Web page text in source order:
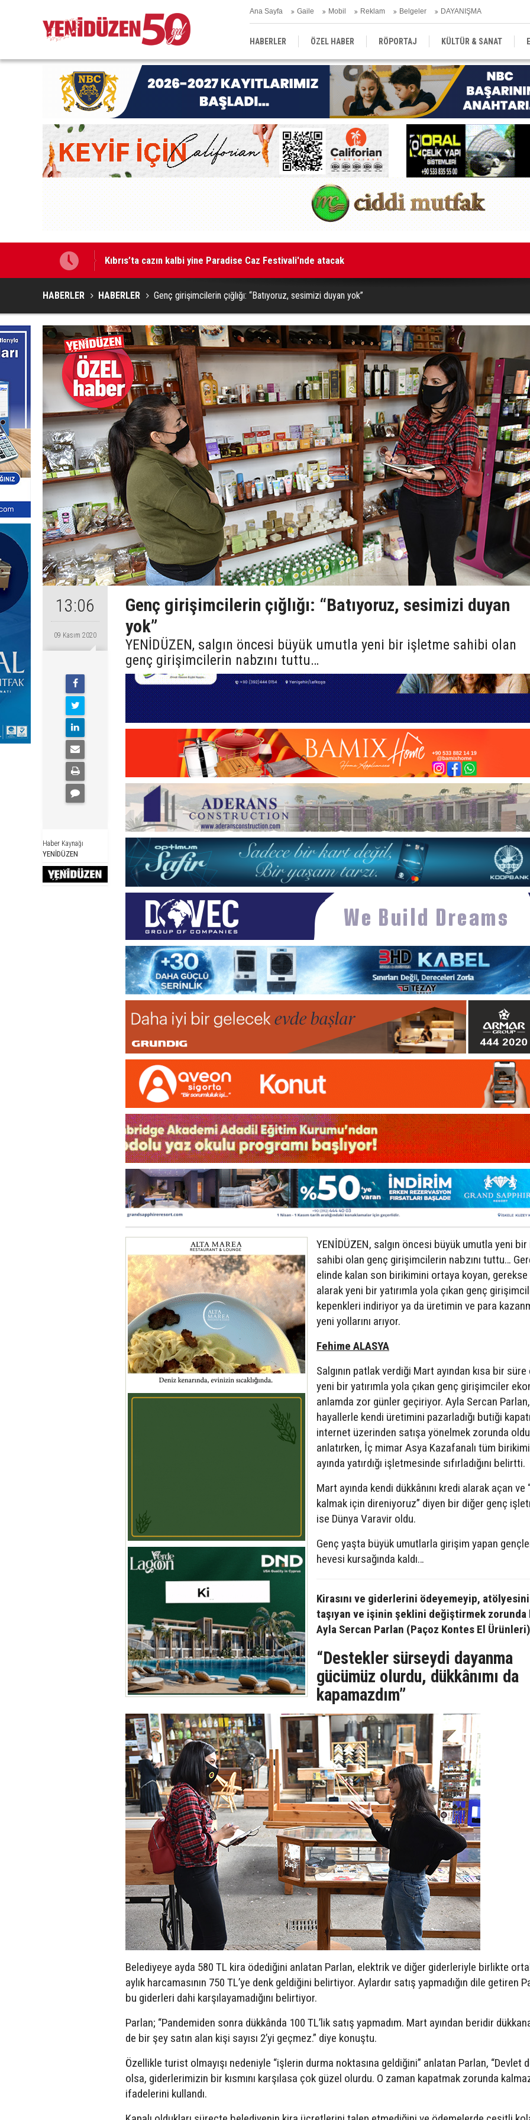
Ana Sayfa Gaile Mobil Reklam Belgeler DAYANIŞMA
HABERLER ÖZEL HABER RÖPORTAJ KÜLTÜR & SANAT
EĞİTİM YEREL YÖNETİM DERGİLER SEKTÖR
GÜÇ-SEN: “Silo kazasına benzer bir felaketle karşı karşıya kalınmaması adına harekete geçtik
HABERLER HABERLER Genç girişimcilerin çığlığı: “Batıyoruz, sesimizi duyan yok”
13:06
09 Kasım 2020
Haber Kaynağı
YENİDÜZEN
Genç girişimcilerin çığlığı: “Batıyoruz, sesimizi duyan
yok”
YENİDÜZEN, salgın öncesi büyük umutla yeni bir işletme sahibi olan
genç girişimcilerin nabzını tuttu…
YENİDÜZEN, salgın öncesi büyük umutla yeni
sahibi olan genç girişimcilerin nabzını tuttu…
elinde kalan son birikimini ortaya koyan, gerekse
alarak yeni bir yatırımla yola çıkan genç
kepenkleri indiriyor ya da üretimin ve para
yeni yollarını arıyor.
Fehime ALASYA
Salgının patlak verdiği Mart ayından kısa bir
yeni bir yatırımla yola çıkan genç girişimciler
anlamda zor günler geçiriyor. Ayla Sercan
hayallerle kendi üretimini pazarladığı butiği
internet üzerinden satışa yönelmek zorunda
anlatırken, İç mimar Asya Kazafanalı tüm
ayında yatırdığı işletmesinde sıfırladığını belirtti.
Mart ayında kendi dükkânını kredi alarak açan ve
kalmak için direniyoruz” diyen bir diğer genç
ise Dünya Varavir oldu.
Genç yaşta büyük umutlarla girişim yapan
hevesi kursağında kaldı…
Kirasını ve giderlerini ödeyemeyip,
taşıyan ve işinin şeklini değiştirmek zorunda
Ayla Sercan Parlan (Paçoz Kontes El
“Destekler sürseydi dayanma
gücümüz olurdu, dükkânımı da
kapamazdım”
Belediyeye ayda 580 TL kira ödediğini anlatan Parlan, elektrik ve diğer giderleriyle birlikte
aylık harcamasının 750 TL’ye denk geldiğini belirtiyor. Aylardır satış yapmadığın dile getiren
bu giderleri dahi karşılayamadığını belirtiyor.
Parlan; “Pandemiden sonra dükkânda 100 TL’lik satış yapmadım. Mart ayından beridir
de bir şey satın alan kişi sayısı 2’yi geçmez.” diye konuştu.
Özellikle turist olmayışı nedeniyle “işlerin durma noktasına geldiğini” anlatan Parlan, “Devlet
olsa, giderlerimizin bir kısmını karşılasa çok güzel olurdu. O zaman kapatmak zorunda
ifadelerini kullandı.